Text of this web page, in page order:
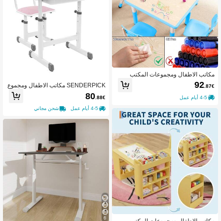
مكاتب الاطفال ومجموعات المكتب
92.87€
4-5 أيام عمل
SENDERPICK مكاتب الاطفال ومجموع
ات المكتب
80.88€
4-5 أيام عمل شحن مجاني
6